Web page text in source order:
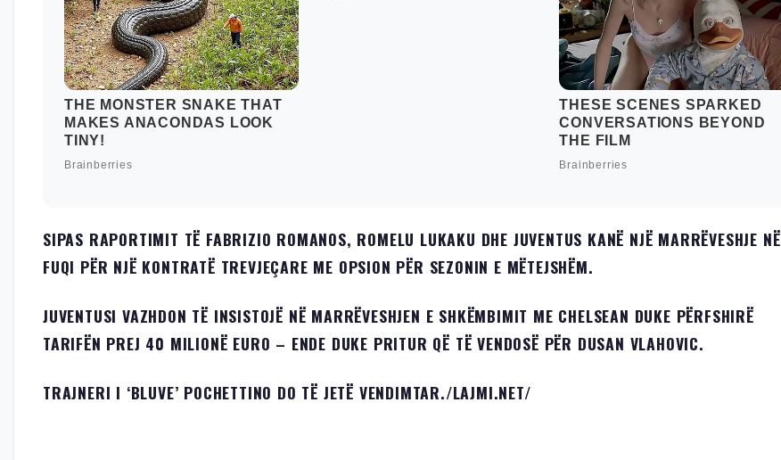
SIPAS RAPORTIMIT TË FABRIZIO ROMANOS, ROMELU LUKAKU DHE JUVENTUS KANË NJË MARRËVESHJE NË
FUQI PËR NJË KONTRATË TREVJEÇARE ME OPSION PËR SEZONIN E MËTEJSHËM.
JUVENTUSI VAZHDON TË INSISTOJË NË MARRËVESHJEN E SHKËMBIMIT ME CHELSEAN DUKE PËRFSHIRË
TARIFËN PREJ 40 MILIONË EURO – ENDE DUKE PRITUR QË TË VENDOSË PËR DUSAN VLAHOVIC.
TRAJNERI I ‘BLUVE’ POCHETTINO DO TË JETË VENDIMTAR./LAJMI.NET/